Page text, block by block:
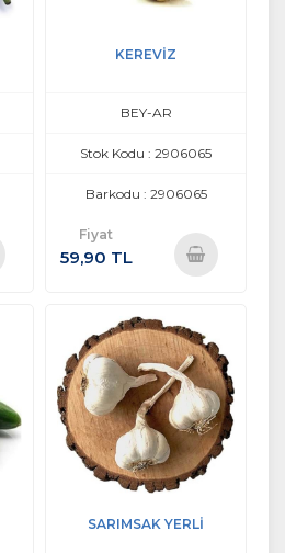
KEREVİZ
BEY-AR
Stok Kodu : 2906065
Barkodu : 2906065
Fiyat
59,90 TL
SARIMSAK YERLİ